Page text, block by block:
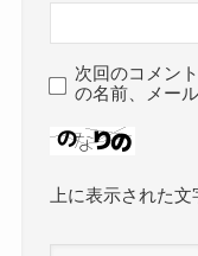
次回のコメン
の名前、メー
上に表示された文